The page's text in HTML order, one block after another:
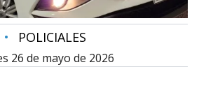
• POLICIALES
26 de mayo de 2026